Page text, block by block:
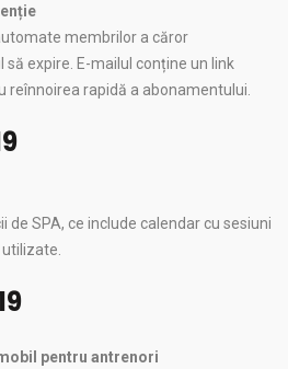
membrilor a căror
expire. E-mailul conține un link
reînnoirea rapidă a abonamentului.
de SPA, ce include calendar cu sesiuni
pentru antrenori